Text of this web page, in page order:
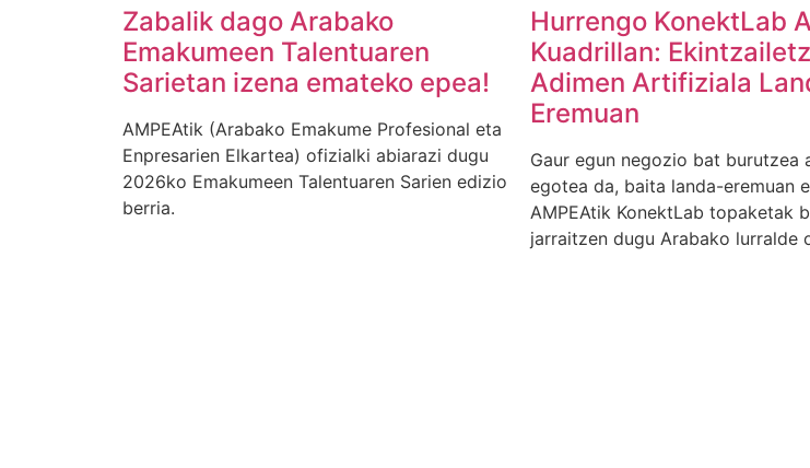
Zabalik dago Arabako
Emakumeen Talentuaren
Sarietan izena emateko epea!
AMPEAtik (Arabako Emakume Profesional eta
Enpresarien Elkartea) ofizialki abiarazi dugu
2026ko Emakumeen Talentuaren Sarien edizio
berria.
Hurrengo KonektLab
Kuadrillan:
Adimen Artifiziala
Eremuan
Gaur egun negozio bat burutzea
egotea da, baita landa-eremuan
AMPEAtik KonektLab topaketak
jarraitzen dugu Arabako lurralde